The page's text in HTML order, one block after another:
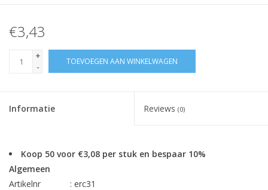
€3,43
+
-
TOEVOEGEN AAN WINKELWAGEN
Informatie Reviews (0)
Koop 50 voor €3,08 per stuk en bespaar 10%
Algemeen
Artikelnr
: erc31